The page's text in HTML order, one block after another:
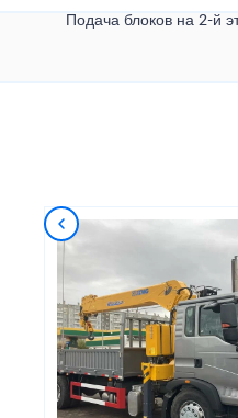
Подача блоков на 2-й